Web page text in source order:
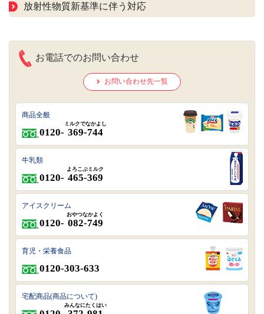
放射性物質新基準に伴う対応
お電話でのお問い合わせ
お問い合わせ先一覧
商品全般
0120- 369-744
ミルクでなかよし
牛乳類
0120- 465-369
よろこぶミルク
アイスクリーム
0120- 082-749
おやつなかよく
育児・栄養食品
0120-303-633
宅配商品(商品について)
みんなにたくはい